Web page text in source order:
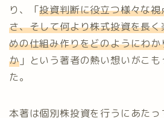
り、「投資判断に役立つ様々な
さ、そして何より株式投資を長
めの仕組み作りをどのようにわ
か」という著者の熱い想いがこ
た。
本著は個別株投資を行うにあた